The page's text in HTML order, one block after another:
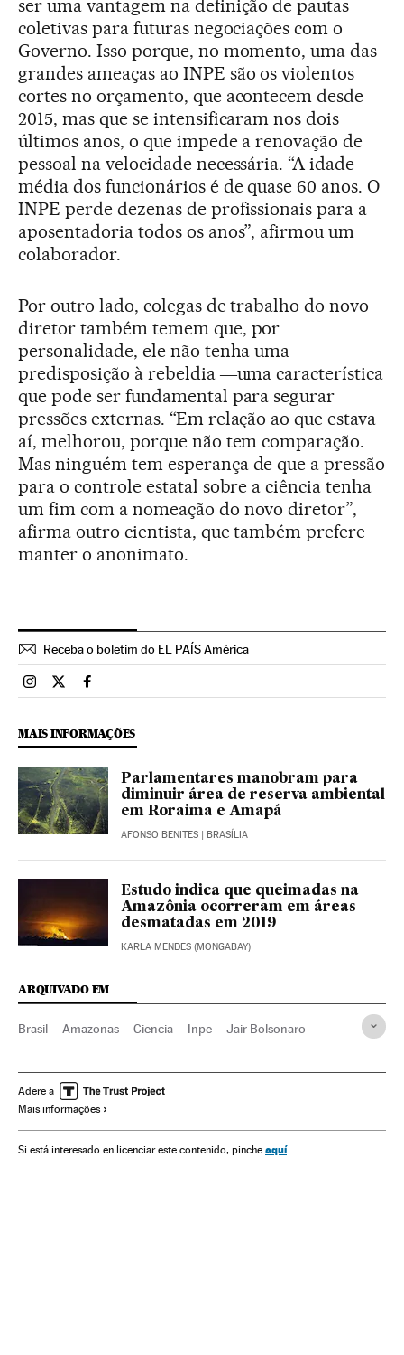
ser uma vantagem na definição de pautas
coletivas para futuras negociações com o
Governo. Isso porque, no momento, uma das
grandes ameaças ao INPE são os violentos
cortes no orçamento, que acontecem desde
2015, mas que se intensificaram nos dois
últimos anos, o que impede a renovação de
pessoal na velocidade necessária. “A idade
média dos funcionários é de quase 60 anos. O
INPE perde dezenas de profissionais para a
aposentadoria todos os anos”, afirmou um
colaborador.
Por outro lado, colegas de trabalho do novo
diretor também temem que, por
personalidade, ele não tenha uma
predisposição à rebeldia ―uma característica
que pode ser fundamental para segurar
pressões externas. “Em relação ao que estava
aí, melhorou, porque não tem comparação.
Mas ninguém tem esperança de que a pressão
para o controle estatal sobre a ciência tenha
um fim com a nomeação do novo diretor”,
afirma outro cientista, que também prefere
manter o anonimato.
Receba o boletim do EL PAÍS América
Brasil El País Brasil en Instagram
Brasil El País Brasil en Twitter
Brasil El País Brasil en Facebook
MAIS INFORMAÇÕES
Parlamentares manobram para
diminuir área de reserva ambiental
em Roraima e Amapá
AFONSO BENITES | BRASÍLIA
Estudo indica que queimadas na
Amazônia ocorreram em áreas
desmatadas em 2019
KARLA MENDES (MONGABAY)
ARQUIVADO EM
Brasil Amazonas Ciencia Inpe Jair Bolsonaro
Incendios forestales Incendios forestales intencionados
Hamilton Mourão
Satélites espaciales
Adere a
Mais informações
Si está interesado en licenciar este contenido, pinche aquí